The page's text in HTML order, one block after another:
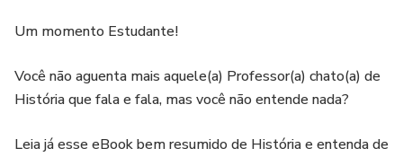
Um momento Estudante!
Você não aguenta mais aquele(a) Professor(a) chato(a) de
História que fala e fala, mas você não entende nada?
Leia já esse eBook bem resumido de História e entenda de